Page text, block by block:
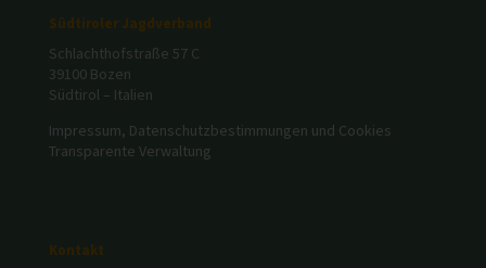
Südtiroler Jagdverband
Schlachthofstraße 57 C
39100 Bozen
Südtirol – Italien
Impressum, Datenschutzbestimmungen und Cookies
Transparente Verwaltung
Kontakt